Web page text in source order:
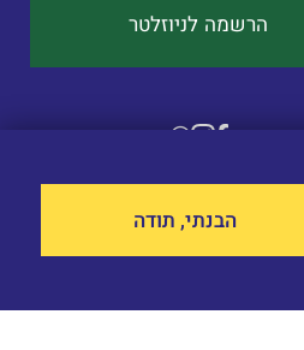
הבנתי, תודה
הרשמה לניוזלטר